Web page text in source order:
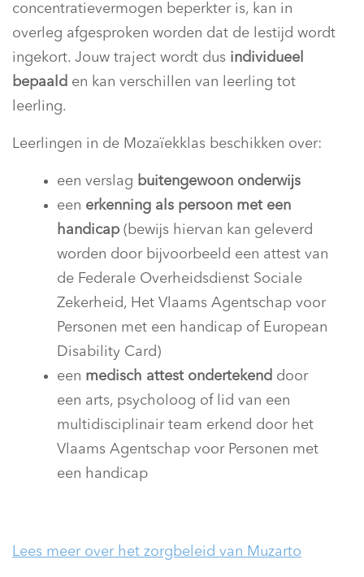
concentratievermogen beperkter is, kan in
overleg afgesproken worden dat de lestijd wordt
ingekort. Jouw traject wordt dus individueel
bepaald en kan verschillen van leerling tot
leerling.
Leerlingen in de Mozaïekklas beschikken over:
een verslag buitengewoon onderwijs
een erkenning als persoon met een
handicap (bewijs hiervan kan geleverd
worden door bijvoorbeeld een attest van
de Federale Overheidsdienst Sociale
Zekerheid, Het Vlaams Agentschap voor
Personen met een handicap of European
Disability Card)
een medisch attest ondertekend door
een arts, psycholoog of lid van een
multidisciplinair team erkend door het
Vlaams Agentschap voor Personen met
een handicap
Lees meer over het zorgbeleid van Muzarto